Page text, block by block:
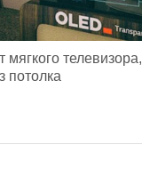
мягкого
потолка